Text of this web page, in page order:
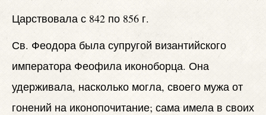
Царствовала с 842 по 856 г.
Св. Феодора была супругой византийского
императора Феофила иконоборца. Она
удерживала, насколько могла, своего мужа от
гонений на иконопочитание; сама имела в своих